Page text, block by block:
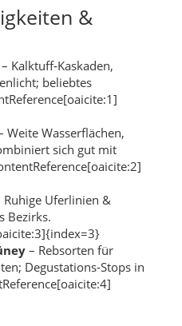
&
– Kalktuff‑Kaskaden,
beliebtes
Weite Wasserflächen,
sich gut mit
Ruhige Uferlinien &
Bezirks.
– Rebsorten für
Degustations‑Stops in